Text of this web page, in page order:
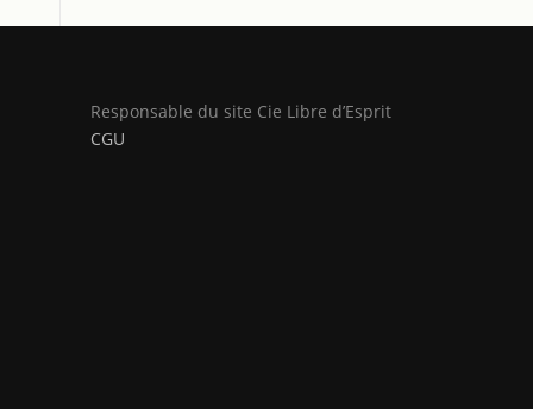
Responsable du site Cie Libre d’Esprit
CGU